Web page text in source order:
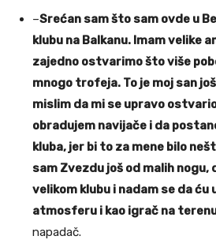
–Srećan sam što sam ovde u
klubu na Balkanu. Imam velike
zajedno ostvarimo što više
mnogo trofeja. To je moj san
mislim da mi se upravo
obradujem navijače i da
kluba, jer bi to za mene bilo
sam Zvezdu još od malih nogu,
velikom klubu i nadam se da
atmosferu i kao igrač na
napadač.